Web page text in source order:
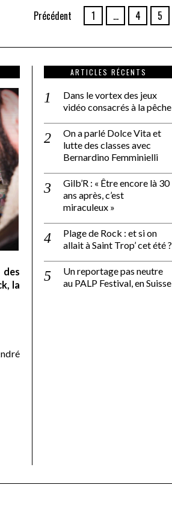
Précédent 1 … 4 5
des
la
ARTICLES RÉCENTS
Dans le vortex des jeux
vidéo consacrés à la pêche
On a parlé Dolce Vita et
lutte des classes avec
Bernardino Femminielli
Gilb’R : « Être encore là 30
ans après, c’est
miraculeux »
Plage de Rock : et si on
allait à Saint Trop’ cet été ?
Un reportage pas neutre
au PALP Festival, en Suisse